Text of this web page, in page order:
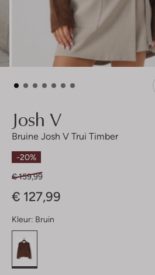
Josh V
Bruine Josh V Trui Timber
-20%
€ 159,99
€ 127,99
Kleur: Bruin